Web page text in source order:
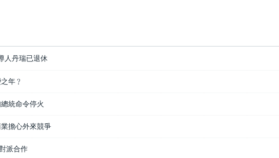
人丹瑞已退休
年﹖
統命令停火
擔心外來競爭
派合作